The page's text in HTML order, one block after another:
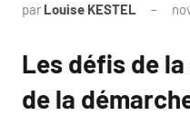
par Louise KESTEL
Les défis de
de la